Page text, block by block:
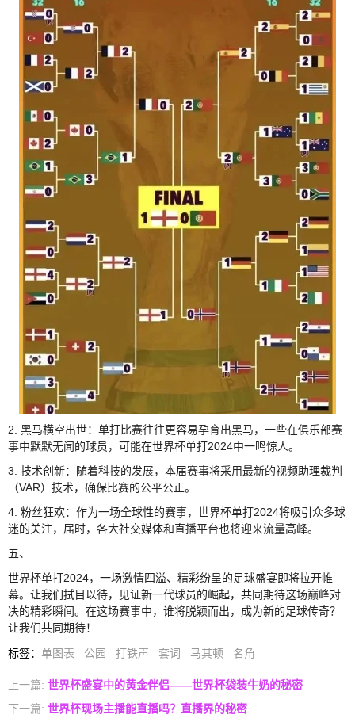
2. 黑马横空出世：单打比赛往往更容易孕育出黑马，一些在俱乐部赛
事中默默无闻的球员，可能在世界杯单打2024中一鸣惊人。
3. 技术创新：随着科技的发展，本届赛事将采用最新的视频助理裁判
（VAR）技术，确保比赛的公平公正。
4. 粉丝狂欢：作为一场全球性的赛事，世界杯单打2024将吸引众多球
迷的关注，届时，各大社交媒体和直播平台也将迎来流量高峰。
五、
世界杯单打2024，一场激情四溢、精彩纷呈的足球盛宴即将拉开帷
幕。让我们拭目以待，见证新一代球员的崛起，共同期待这场巅峰对
决的精彩瞬间。在这场赛事中，谁将脱颖而出，成为新的足球传奇？
让我们共同期待！
标签： 单图表 公园 打铁声 套词 马其顿 名角
上一篇: 世界杯盛宴中的黄金伴侣——世界杯袋装牛奶的秘密
下一篇: 世界杯现场主播能直播吗？直播界的秘密